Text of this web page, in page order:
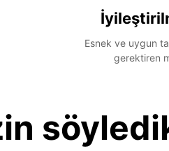
Esnek ve uygun
gerektiren